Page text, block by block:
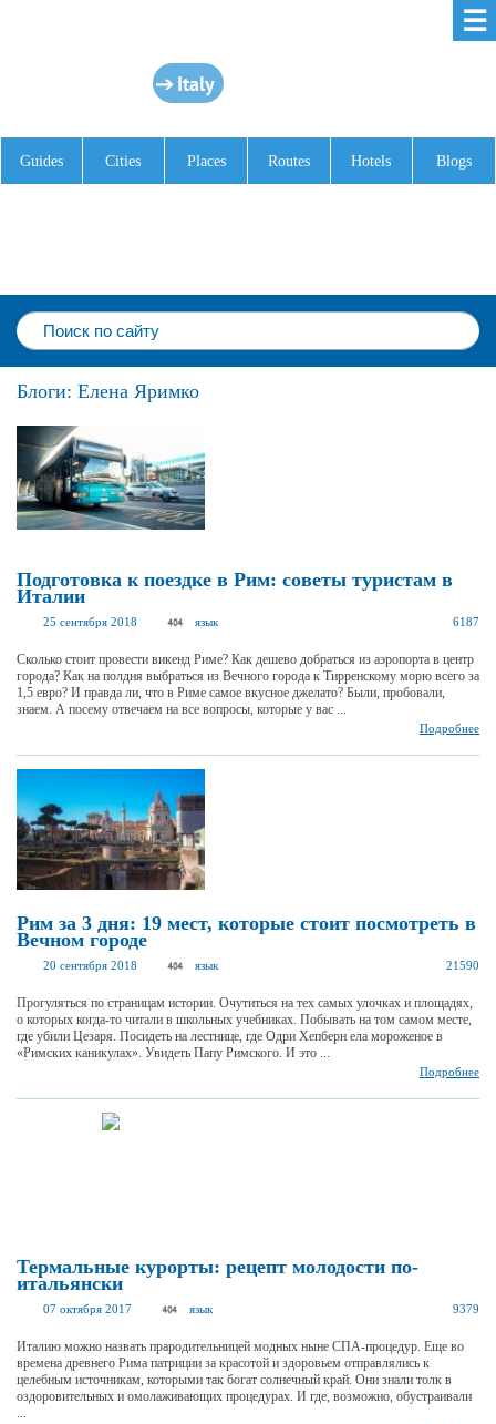
☰
Italy
Guides Cities Places Routes Hotels Blogs
Блоги: Елена Яримко
Подготовка к поездке в Рим: советы туристам в
Италии
25 сентября 2018 язык 6187
Сколько стоит провести викенд Риме? Как дешево добраться из аэропорта в центр
города? Как на полдня выбраться из Вечного города к Тирренскому морю всего за
1,5 евро? И правда ли, что в Риме самое вкусное джелато? Были, пробовали,
знаем. А посему отвечаем на все вопросы, которые у вас ...
Подробнее
Рим за 3 дня: 19 мест, которые стоит посмотреть в
Вечном городе
20 сентября 2018 язык 21590
Прогуляться по страницам истории. Очутиться на тех самых улочках и площадях,
о которых когда-то читали в школьных учебниках. Побывать на том самом месте,
где убили Цезаря. Посидеть на лестнице, где Одри Хепберн ела мороженое в
«Римских каникулах». Увидеть Папу Римского. И это ...
Подробнее
Термальные курорты: рецепт молодости по-
итальянски
07 октября 2017 язык 9379
Италию можно назвать прародительницей модных ныне СПА-процедур. Еще во
времена древнего Рима патриции за красотой и здоровьем отправлялись к
целебным источникам, которыми так богат солнечный край. Они знали толк в
оздоровительных и омолаживающих процедурах. И где, возможно, обустраивали
...